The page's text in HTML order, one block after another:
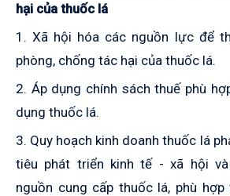
hại của thuốc lá
1. Xã hội hóa các nguồn lực để
phòng, chống tác hại của thuốc lá.
2. Áp dụng chính sách thuế phù
dụng thuốc lá.
3. Quy hoạch kinh doanh thuốc lá
tiêu phát triển kinh tế - xã hội
nguồn cung cấp thuốc lá, phù